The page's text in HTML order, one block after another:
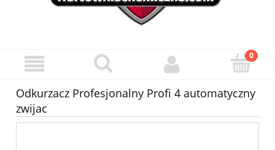
Odkurzacz Profesjonalny Profi 4 automatyczny
zwijac